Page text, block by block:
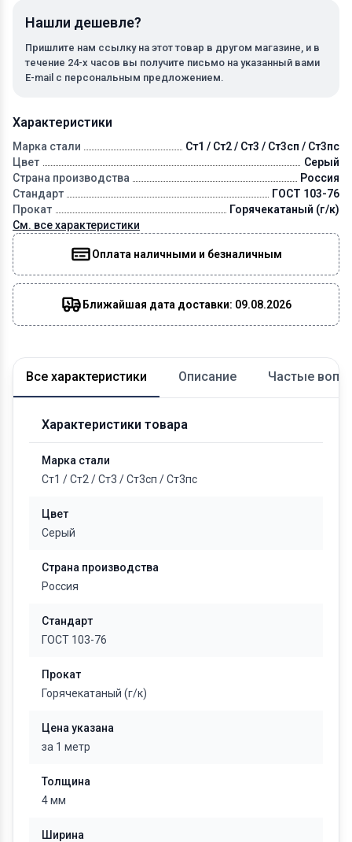
Характеристики
Марка стали
Ст1 / Ст2 / Ст3 / Ст3сп / Ст3пс
Цвет
Серый
Страна производства
Россия
Стандарт
ГОСТ 103-76
Прокат
Горячекатаный (г/к)
См. все характеристики
Оплата наличными и безналичным
Ближайшая дата доставки: 09.08.2026
Нашли дешевле?
Пришлите нам ссылку на этот товар в другом магазине, и в
течение 24-х часов вы получите письмо на указанный вами
E-mail с персональным предложением.
Все характеристики Описание Частые
Характеристики товара
Марка стали
Ст1 /Ст2 /Ст3 /Ст3сп /Ст3пс
Цвет
Серый
Страна производства
Россия
Стандарт
ГОСТ 103-76
Прокат
Горячекатаный (г/к)
Цена указана
за 1 метр
Толщина
4 мм
Ширина